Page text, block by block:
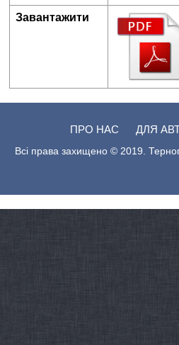
Завантажити
ПРО НАС ДЛЯ
Всі права захищено © 2019.